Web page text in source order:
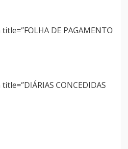
DE PAGAMENTO
CONCEDIDAS